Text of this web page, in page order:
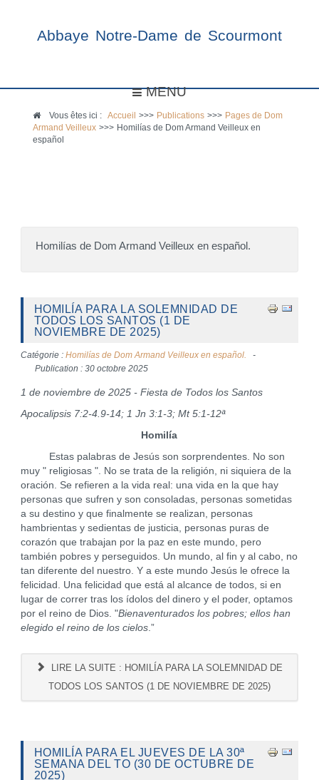
Abbaye Notre-Dame de Scourmont
MENU
Vous êtes ici :Accueil >>> Publications >>> Pages de Dom
Armand Veilleux >>> Homilías de Dom Armand Veilleux en
español
Homilías de Dom Armand Veilleux en español.
HOMILÍA PARA LA SOLEMNIDAD DE
TODOS LOS SANTOS (1 DE
NOVIEMBRE DE 2025)
Catégorie : Homilías de Dom Armand Veilleux en español.
Publication : 30 octobre 2025
1 de noviembre de 2025 - Fiesta de Todos los Santos
Apocalipsis 7:2-4.9-14; 1 Jn 3:1-3; Mt 5:1-12ª
Homilía
Estas palabras de Jesús son sorprendentes. No son
muy " religiosas ". No se trata de la religión, ni siquiera de la
oración. Se refieren a la vida real: una vida en la que hay
personas que sufren y son consoladas, personas sometidas
a su destino y que finalmente se realizan, personas
hambrientas y sedientas de justicia, personas puras de
corazón que trabajan por la paz en este mundo, pero
también pobres y perseguidos. Un mundo, al fin y al cabo, no
tan diferente del nuestro. Y a este mundo Jesús le ofrece la
felicidad. Una felicidad que está al alcance de todos, si en
lugar de correr tras los ídolos del dinero y el poder, optamos
por el reino de Dios. "Bienaventurados los pobres; ellos han
elegido el reino de los cielos.”
LIRE LA SUITE : HOMILÍA PARA LA SOLEMNIDAD DE
TODOS LOS SANTOS (1 DE NOVIEMBRE DE 2025)
HOMILÍA PARA EL JUEVES DE LA 30ª
SEMANA DEL TO (30 DE OCTUBRE DE
2025)